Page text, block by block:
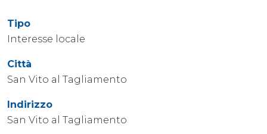
Tipo
Interesse locale
Città
San Vito al Tagliamento
Indirizzo
San Vito al Tagliamento